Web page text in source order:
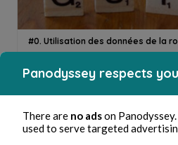
#0. Utilisation des données de la
Harold Cath
Panodyssey respects
There are no adson
used to serve targeted